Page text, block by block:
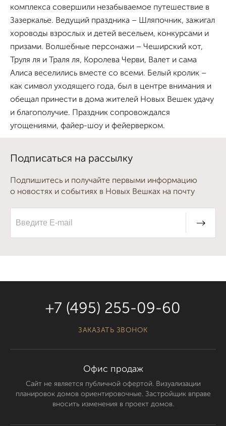
комплекса совершили незабываемое путешествие в
Зазеркалье. Ведущий праздника – Шляпочник, зажигал
хороводы взрослых и детей весельем, конкурсами и
призами. Волшебные персонажи – Чеширский кот,
Труля ля и Траля ля, Королева Черви, Валет и сама
Алиса веселились вместе со всеми. Белый кролик –
как символ уходящего года, был в центре внимания и
обещал принести в дома жителей Новых Вешек удачу
и благополучие. Праздник сопровождался
угощениями, файер-шоу и фейерверком.
Подписаться на рассылку
Подпишитесь и получайте первыми информацию
о новостях и событиях в Новых Вешках на почту
+7 (495) 255-09-60
ЗАКАЗАТЬ ЗВОНОК
Офис продаж
Сайт не является публичной офертой. Визуализации
планировок домов ориентировочные. Застройщик вправе
вносить изменения в проект домов.